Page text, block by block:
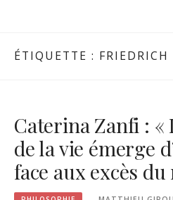
ÉTIQUETTE :
Caterina Zanfi : «
de la vie émerge
face aux excès